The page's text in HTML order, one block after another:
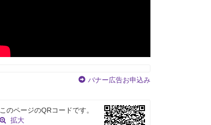
バナー広告お申込み
このページのQRコードです。
拡大